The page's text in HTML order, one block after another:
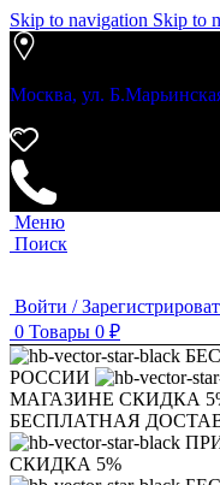
Skip to navigation Skip to
Москва, ул.
Меню
Поиск
Войти /
0 Товары 0 ₽
РОССИИ
МАГАЗИНЕ СКИДКА
БЕСПЛАТНАЯ
СКИДКА 5%